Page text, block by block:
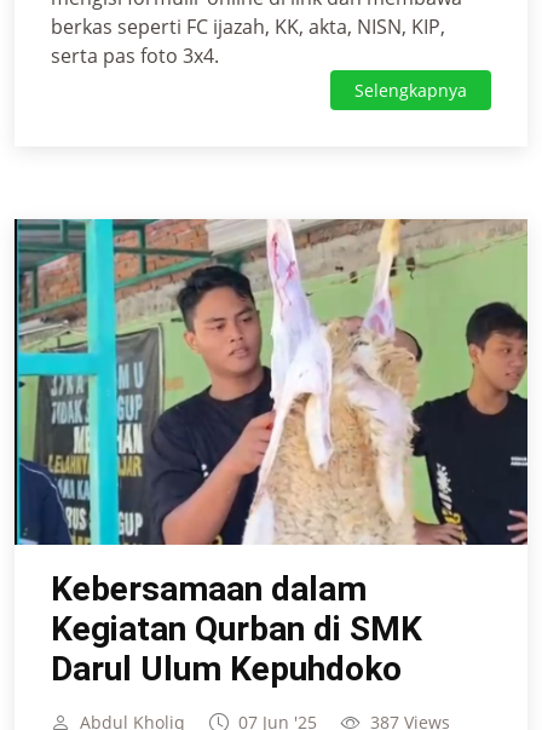
berkas seperti FC ijazah, KK, akta, NISN, KIP,
serta pas foto 3x4.
Selengkapnya
Kebersamaan dalam
Kegiatan Qurban di SMK
Darul Ulum Kepuhdoko
Abdul Kholiq 07 Jun '25 387 Views